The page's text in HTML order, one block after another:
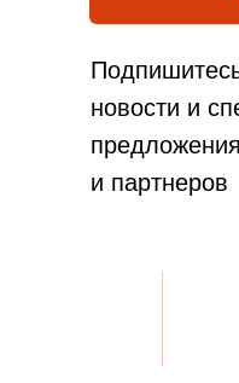
новости и
и партнеров